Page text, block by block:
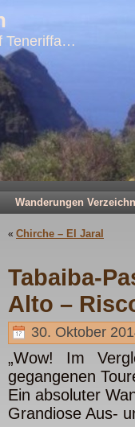
Teneriffa…
Wanderungen
« Chirche – El Jaral
Tabaiba-
Alto –
30. Oktober
„Wow! Im
gegangenen
Ein absoluter
Grandiose Aus-